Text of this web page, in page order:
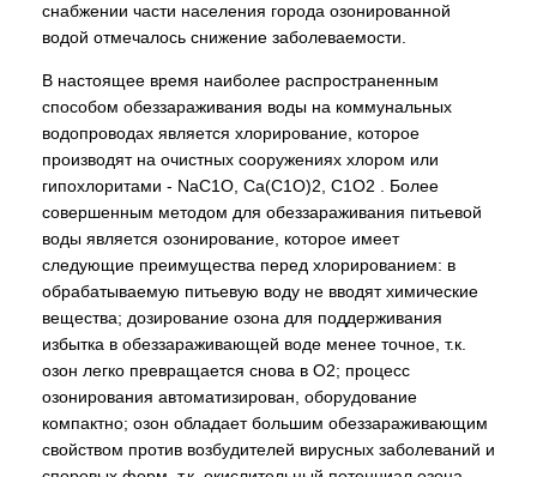
снабжении части населения города озонированной
водой отмечалось снижение заболеваемости.
В настоящее время наиболее распространенным
способом обеззараживания воды на коммунальных
водопроводах является хлорирование, которое
производят на очистных сооружениях хлором или
гипохлоритами - NaС1О, Са(С1О)2, С1О2 . Более
совершенным методом для обеззараживания питьевой
воды является озонирование, которое имеет
следующие преимущества перед хлорированием: в
обрабатываемую питьевую воду не вводят химические
вещества; дозирование озона для поддерживания
избытка в обеззараживающей воде менее точное, т.к.
озон легко превращается снова в О2; процесс
озонирования автоматизирован, оборудование
компактно; озон обладает большим обеззараживающим
свойством против возбудителей вирусных заболеваний и